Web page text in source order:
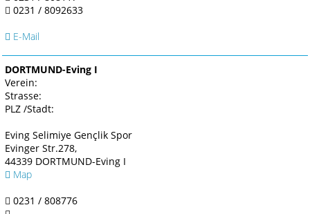
0231 / 8092633
E-Mail
DORTMUND-Eving I
Verein:
Strasse:
PLZ /Stadt:
Eving Selimiye Gençlik Spor
Evinger Str.278,
44339 DORTMUND-Eving I
Map
0231 / 808776